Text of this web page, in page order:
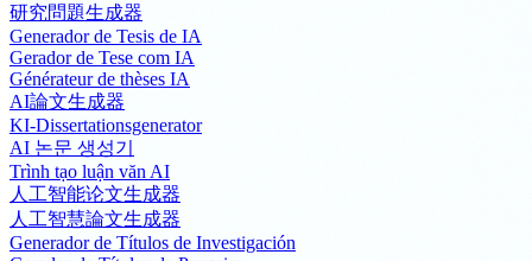
研究問題生成器
Generador de Tesis de IA
Gerador de Tese com IA
Générateur de thèses IA
AI論文生成器
KI-Dissertationsgenerator
AI 논문 생성기
Trình tạo luận văn AI
人工智能论文生成器
人工智慧論文生成器
Generador de Títulos de Investigación